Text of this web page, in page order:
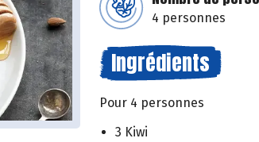
4 personnes
Ingrédients
Pour 4 personnes
3 Kiwi